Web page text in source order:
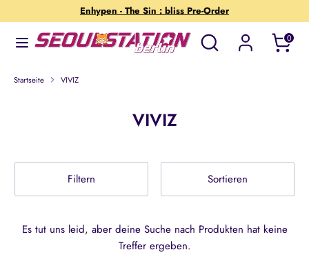
zum
Inhalt
Enhypen - The Sin : bliss Pre-Order
Suchen
Wonach
suchst
0
suchst
Startseite VIVIZ
VIVIZ
Filtern Sortieren
Es tut uns leid, aber deine Suche nach Produkten hat keine
Treffer ergeben.